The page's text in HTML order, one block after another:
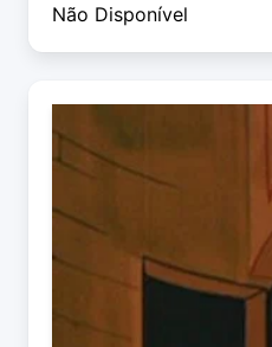
Não Disponível